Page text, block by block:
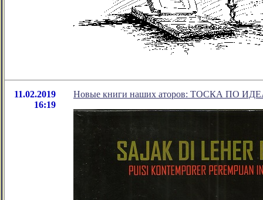
11.02.2019
16:19
Новые книги наших аторов: ТОСКА ПО